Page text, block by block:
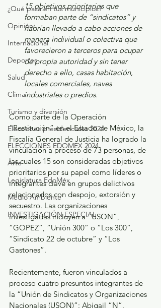
¿Qué pasa en tus municipios?
Opinión
Internacional
Deportes
Salud
Clima
Turismo y diversión
Elecciones presidenciales 2024
ELECCIONES EDOMEX 2024
Arte
Legislatura EdoMéx
Medio Ambiente
INVESTIGACIÓN ESPECIAL
15 objetivos prioritarios que
formaban parte de “sindicatos” y
habrían llevado a cabo acciones de
manera individual o colectiva que
favorecieron a terceros para ocupar
de propia autoridad y sin tener
derecho a ello, casas habitación,
locales comerciales, naves
industriales o predios.
Como parte de la Operación
“Restitución” en el Estado de México, la
Fiscalía General de Justicia ha logrado la
vinculación a proceso de 73 personas, de
las cuales 15 son consideradas objetivos
prioritarios por su papel como líderes o
integrantes clave en grupos delictivos
relacionados con despojo, extorsión y
secuestro. Las organizaciones
investigadas incluyen a “USON”,
“GOPEZ”, “Unión 300” o “Los 300”,
“Sindicato 22 de octubre” y “Los
Gastones”.
Recientemente, fueron vinculados a
proceso cuatro presuntos integrantes de
la “Unión de Sindicatos y Organizaciones
Nacionales (USON)”: Abigail “N”,